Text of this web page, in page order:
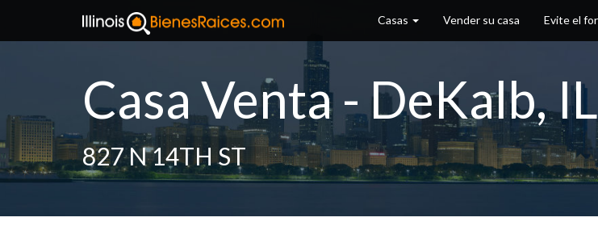
Casas Vender su casa Evite el
Casa Venta - DeKalb,
827 N 14TH ST